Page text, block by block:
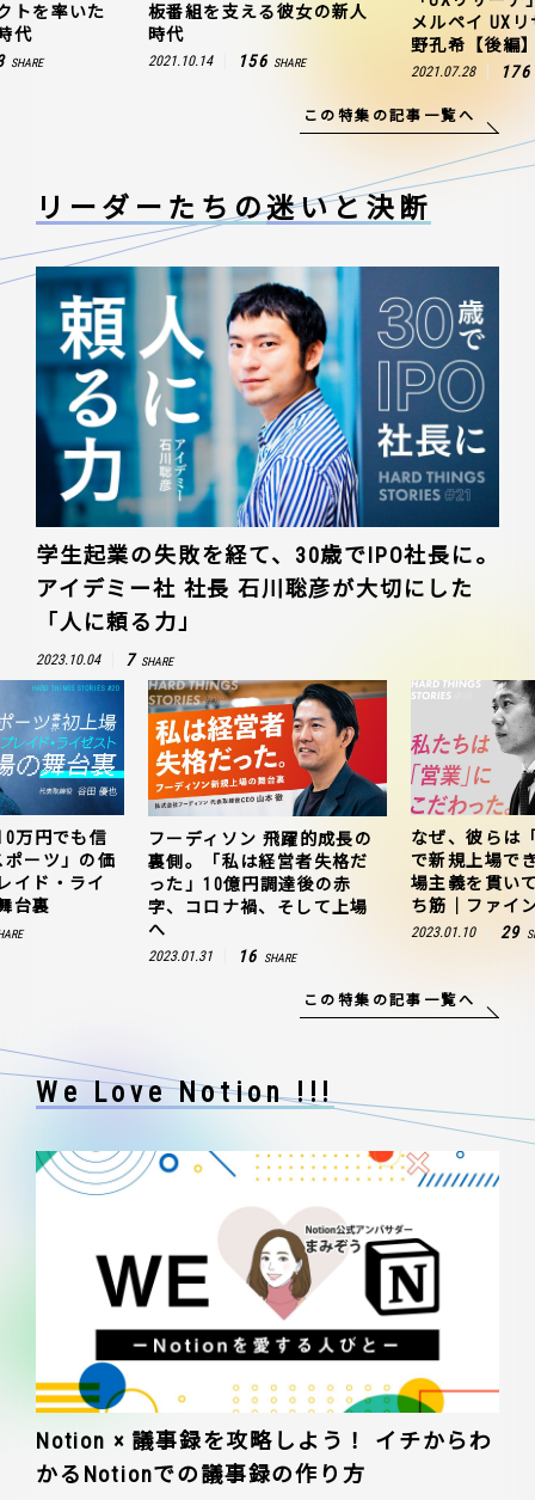
トを率いた
代
SHARE
板番組を支える彼女の新人
時代
2021.10.14 156 SHARE
メルペイ UX
野孔希【後編
2021.07.28 176
この特集の記事一覧へ
リーダーたちの迷いと決断
学生起業の失敗を経て、30歳でIPO社長に。
アイデミー社 社長 石川聡彦が大切にした
「人に頼る力」
2023.10.04 7 SHARE
万円でも信
ーツ」の価
イド・ライ
台裏
フーディソン 飛躍的成長の
裏側。「私は経営者失格だ
った」10億円調達後の赤
字、コロナ禍、そして上場
へ
2023.01.31 16 SHARE
なぜ、彼らは
で新規上場で
場主義を貫い
ち筋｜ファイ
2023.01.10 29
この特集の記事一覧へ
We Love Notion !!!
Notion × 議事録を攻略しよう！ イチからわ
かるNotionでの議事録の作り方